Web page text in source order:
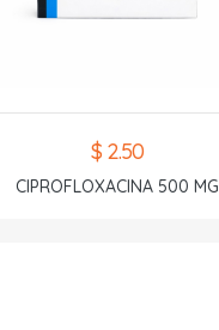
$ 2.50
CIPROFLOXACINA 500 MG